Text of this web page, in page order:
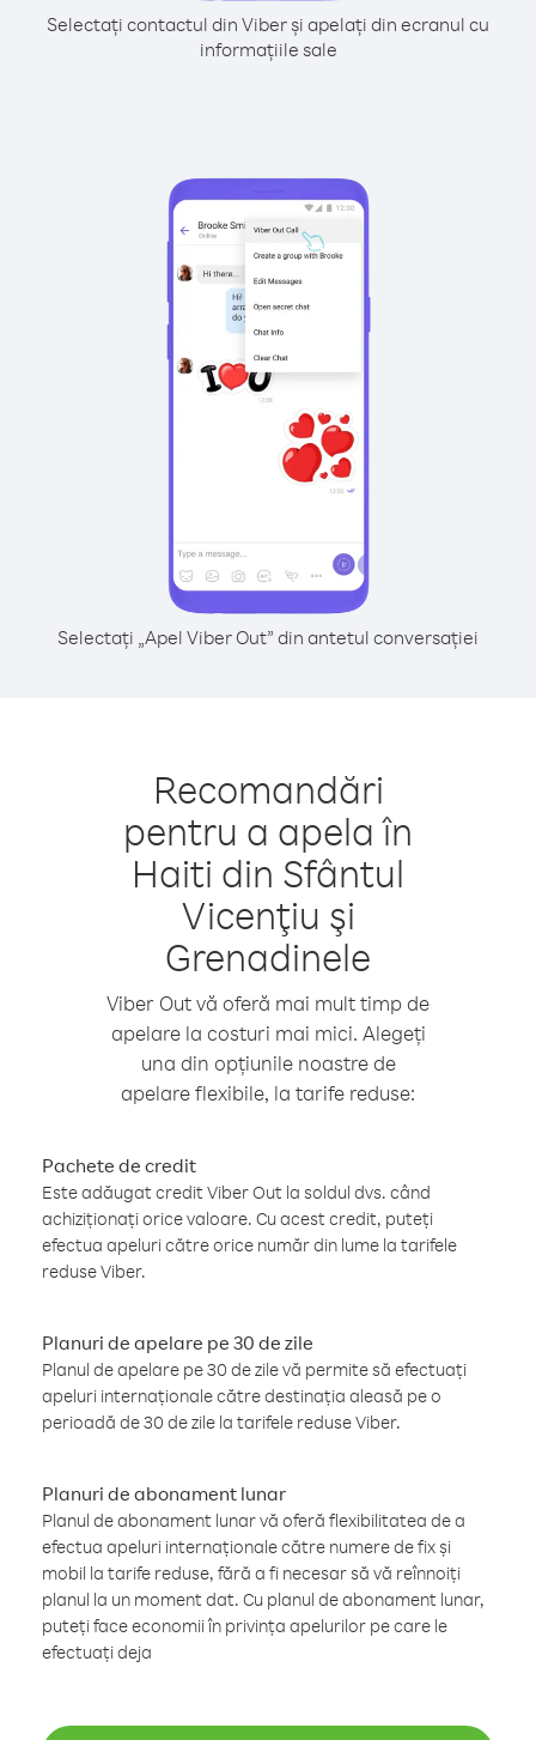
Selectați contactul din Viber și apelați din ecranul cu
informațiile sale
Selectați „Apel Viber Out” din antetul conversației
Recomandări
pentru a apela în
Haiti din Sfântul
Vicenţiu şi
Grenadinele
Viber Out vă oferă mai mult timp de
apelare la costuri mai mici. Alegeți
una din opțiunile noastre de
apelare flexibile, la tarife reduse:
Pachete de credit
Este adăugat credit Viber Out la soldul dvs. când
achiziționați orice valoare. Cu acest credit, puteți
efectua apeluri către orice număr din lume la tarifele
reduse Viber.
Planuri de apelare pe 30 de zile
Planul de apelare pe 30 de zile vă permite să efectuați
apeluri internaționale către destinația aleasă pe o
perioadă de 30 de zile la tarifele reduse Viber.
Planuri de abonament lunar
Planul de abonament lunar vă oferă flexibilitatea de a
efectua apeluri internaționale către numere de fix și
mobil la tarife reduse, fără a fi necesar să vă reînnoiți
planul la un moment dat. Cu planul de abonament lunar,
puteți face economii în privința apelurilor pe care le
efectuați deja